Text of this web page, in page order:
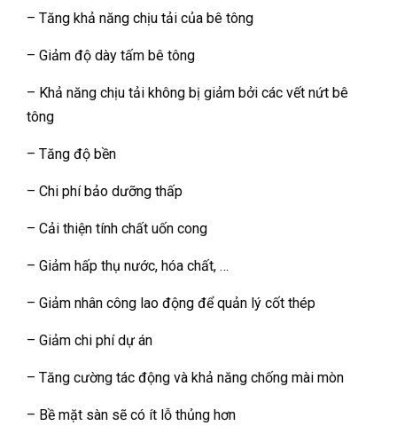
– Tăng khả năng chịu tải của bê tông
– Giảm độ dày tấm bê tông
– Khả năng chịu tải không bị giảm bởi các vết nứt bê
tông
– Tăng độ bền
– Chi phí bảo dưỡng thấp
– Cải thiện tính chất uốn cong
– Giảm hấp thụ nước, hóa chất, …
– Giảm nhân công lao động để quản lý cốt thép
– Giảm chi phí dự án
– Tăng cường tác động và khả năng chống mài mòn
– Bề mặt sàn sẽ có ít lỗ thủng hơn